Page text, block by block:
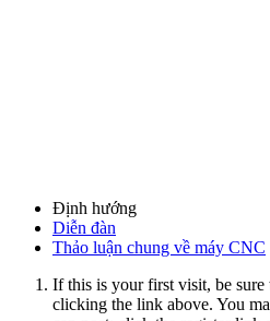
Định hướng
Diễn đàn
Thảo luận chung về máy CNC
If this is your first visit, be sure
clicking the link above. You